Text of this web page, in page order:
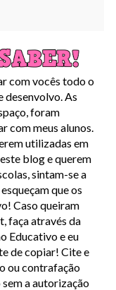
com vocês todo o
desenvolvo. As
foram
com meus alunos.
utilizadas em
blog e querem
sintam-se a
que os
Caso queiram
faça através da
Educativo e eu
de copiar! Cite e
ou contrafação
a autorização